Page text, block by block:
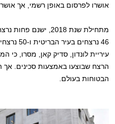
אושרו לפרסום באופן רשמי, אך
מתחילת שנת 2018,
46
עיריית לונדון, סדיק קאן, מסרו, כי
הרצח שבוצעו באמצעות סכינים. אך
הבטוחות בעולם.